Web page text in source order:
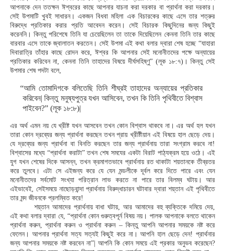
আপনাকে দেন ততক্ষন ঈশ্বরের কাছে আপনার যাচনা করা দরকার বা প্রার্থনা করা দরকার।
সেই উপমাটি খুবই সাধারন। একজন বিধবা মহিলা এক বিচারকের কাছে এসে তার শত্রুর
বিরুদ্ধে প্রতিকার করার প্রতি আবেদন করেন। সেই বিচারক কিছুদিনের জন্য কিছুই
করেননি। কিন্তু পরিশেষে তিনি যা চেয়েছিলেন তা তাকে দিয়েছিলেন কেননা তিনি তার কাছে
বারবার এসে তাকে জ্বালাতন করতেন। সেই উপমা এই কথা বলার দ্বারা শেষ হচ্ছে “যাহারা
দিবারাত্রি তাঁহার কাছে রোদন করে, ঈশ্বর কি আপনার সেই মনোনীতদের পক্ষে অন্যায়ের
প্রতিকার করিবেন না, কেননা তিনি তাহাদের বিষয়ে দীর্ঘসহিষ্ণু” (লূক ১৮:৭)। কিন্তু সেই
উপমার শেষ পদটা বলে,
“আমি তোমাদিগকে বলিতেছি তিনি শীঘ্রই তাহাদের অন্যায়ের প্রতিকার
করিবেন| কিন্তু মনুষ্যপুত্র যখন আসিবেন, তখন কি তিনি পৃথিবীতে বিশ্বাস
পাইবেন?” (লূক ১৮:৮)|
এর অর্থ এমন নয় যে খ্রীষ্ট যখন আসবেন তখন কোন বিশ্বাস থাকবে না। এর অর্থ হল যখন
তারা কোন দ্রব্যের জন্য প্রার্থনা করছেন তখন প্রায় খ্রীষ্টীয়ান এই বিষয়ে হাল ছেড়ে দেয়।
যে দ্রব্যের জন্য প্রার্থনা বা বিনতি করছেন তার জন্য প্রার্থনায় তারা সংগ্রাম করবে না!
বিশ্বাসের মধ্যে “প্রার্থনা করাটা” তখন শেষ সমযের একটা বিরাট পাঠ্যক্রম হয়ে ওঠে। এই
যুগ যখন শেষের দিকে আসন্ন, তখন ক্রমাগতভাবে প্রার্থনায় রত থাকাটা শয়তানকে তীব্রতর
করে তুলবে। এটা সে এইজন্য করে যে যেন মন্ডলীকে দূর্বল করে দিতে পারে এবং যেন
মনোনীতদের সর্বমোট সংখ্যা পরিত্রান লাভ করতে না পারে তার বিলম্ব ঘটায়। আর
এইভাবেই, সেইসময়ে নাছোড়বান্দা প্রার্থনায় বিরুদ্ধাচারন ঘটাবার দ্বারা শয়্তান এই পৃথিবীতে
তার মন্দ জীবনকে প্রলম্বিত করে!
শয়্তান আমাদের প্রার্থনায় বাধা ঘটায়, আর আমাদের বহু ব্যক্তিকে দমিয়ে দেয়,
এই কথা বলার দ্বারা যে, “প্রার্থনা কোন গুরুত্বপূর্ন বিষয় নয়। পালক আপনাকে বলতে থাকেন
প্রার্থনা করুন, প্রার্থনা করুন ও প্রার্থনা করুন – কিন্তু আপনি আপনার সময়কে নষ্ট করে
ফেলেন। আপনার প্রার্থনা সত্য সত্যই কিছুই করে না। আপনি হাল ছেড়ে দেন! প্রার্থনার
জন্য আপনার সময়কে নষ্ট করবেন না”| আপনি কি কোন সময়ে এই প্রকার অনুভব করেছেন?